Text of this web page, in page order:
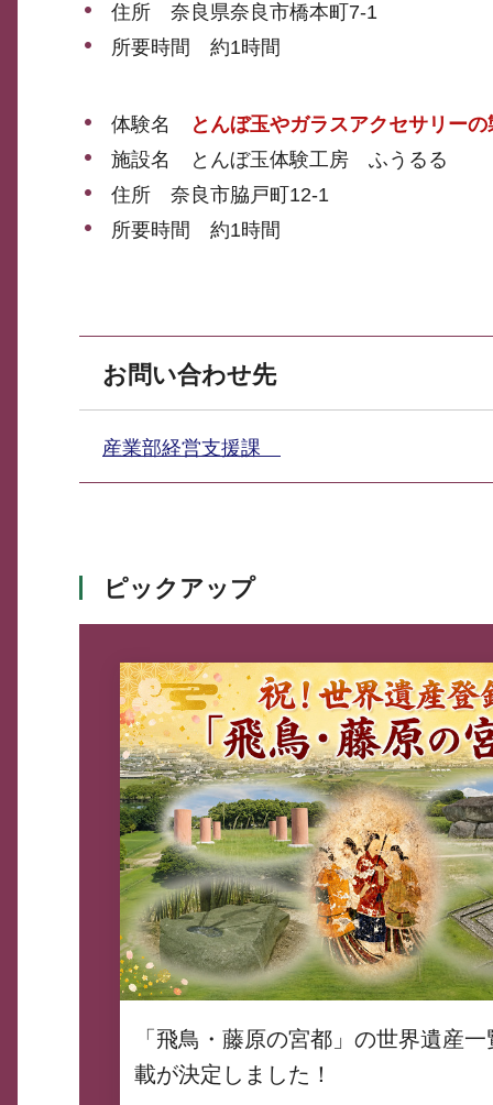
住所 奈良県奈良市橋本町7-1
所要時間 約1時間
体験名
とんぼ玉やガラスアクセサリーの
施設名 とんぼ玉体験工房 ふうるる
住所 奈良市脇戸町12-1
所要時間 約1時間
お問い合わせ先
産業部経営支援課
ピックアップ
「飛鳥・藤原の宮都」の世界遺産
載が決定しました！